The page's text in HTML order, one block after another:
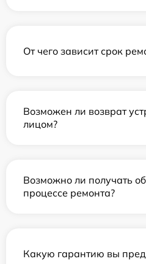
От чего зависит срок
Возможен ли возврат
лицом?
Возможно ли получать
процессе ремонта?
Какую гарантию вы